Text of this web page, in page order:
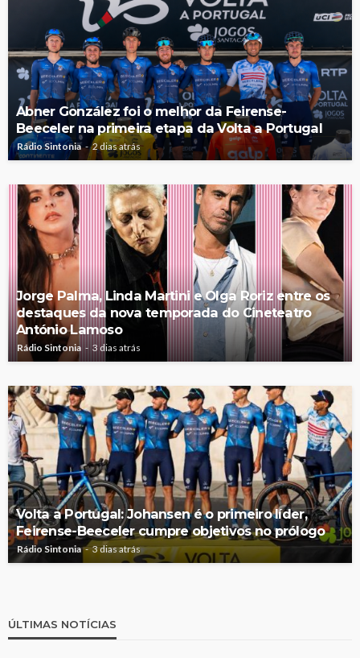
Abner González foi o melhor da Feirense-
Beeceler na primeira etapa da Volta a Portugal
Rádio Sintonia 2 dias atrás
Jorge Palma, Linda Martini e Olga Roriz entre os
destaques da nova temporada do Cineteatro
António Lamoso
Rádio Sintonia 3 dias atrás
Volta a Portugal: Johansen é o primeiro líder,
Feirense-Beeceler cumpre objetivos no prólogo
Rádio Sintonia 3 dias atrás
ÚLTIMAS NOTÍCIAS